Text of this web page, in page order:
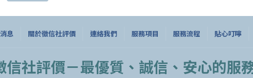
息 關於徵信社評價 連絡我們 服務項目 服務流程 貼心叮嚀
信社評價－最優質、誠信、安心的服